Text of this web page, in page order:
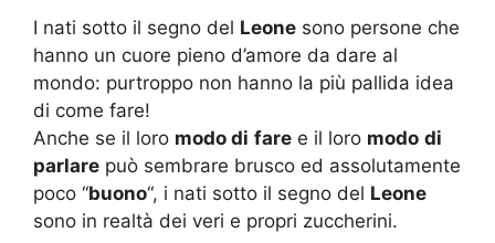
I nati sotto il segno del Leone sono persone che
hanno un cuore pieno d’amore da dare al
mondo: purtroppo non hanno la più pallida idea
di come fare!
Anche se il loro modo di fare e il loro modo di
parlare può sembrare brusco ed assolutamente
poco “buono“, i nati sotto il segno del Leone
sono in realtà dei veri e propri zuccherini.